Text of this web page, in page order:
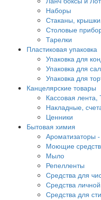
Наборы
Стаканы,
Столовые
Тарелки
Пластиковая упаковка
Упаковка для
Упаковка для
Упаковка для
Канцелярские товары
Кассовая лента,
Накладные,
Ценники
Бытовая химия
Ароматизаторы
Моющие
Мыло
Репелленты
Средства для
Средства
Средства для